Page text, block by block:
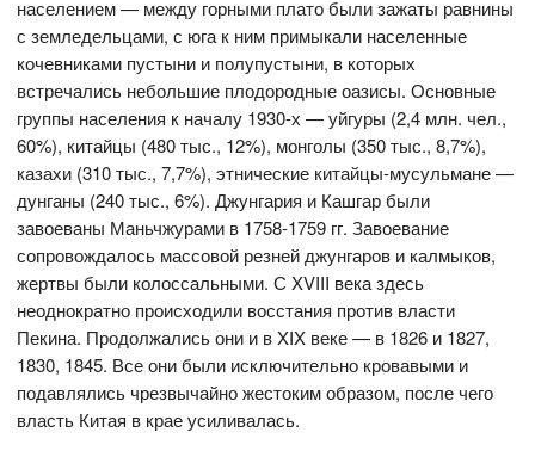
населением — между горными плато были зажаты равнины
с земледельцами, с юга к ним примыкали населенные
кочевниками пустыни и полупустыни, в которых
встречались небольшие плодородные оазисы. Основные
группы населения к началу 1930-х — уйгуры (2,4 млн. чел.,
60%), китайцы (480 тыс., 12%), монголы (350 тыс., 8,7%),
казахи (310 тыс., 7,7%), этнические китайцы-мусульмане —
дунганы (240 тыс., 6%). Джунгария и Кашгар были
завоеваны Маньчжурами в 1758-1759 гг. Завоевание
сопровождалось массовой резней джунгаров и калмыков,
жертвы были колоссальными. С XVIII века здесь
неоднократно происходили восстания против власти
Пекина. Продолжались они и в XIX веке — в 1826 и 1827,
1830, 1845. Все они были исключительно кровавыми и
подавлялись чрезвычайно жестоким образом, после чего
власть Китая в крае усиливалась.